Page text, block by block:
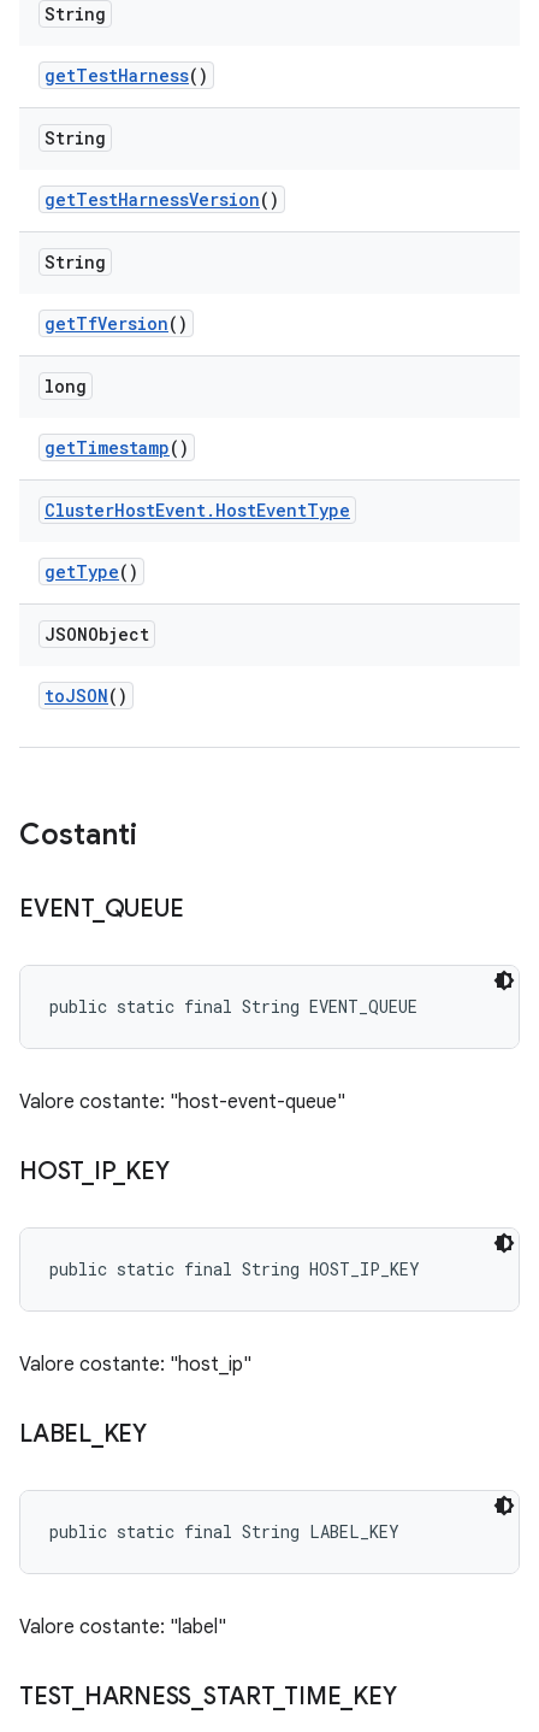
String
getTestHarness()
String
getTestHarnessVersion()
String
getTfVersion()
long
getTimestamp()
ClusterHostEvent. HostEventType
getType()
JSONObject
toJSON()
Costanti
EVENT_ QUEUE
public static final String EVENT_QUEUE
Valore costante: "host-event-queue"
HOST_ IP_ KEY
public static final String HOST_IP_KEY
Valore costante: "host_ip"
LABEL_ KEY
public static final String LABEL_KEY
Valore costante: "label"
TEST_ HARNESS START_ TIME KEY